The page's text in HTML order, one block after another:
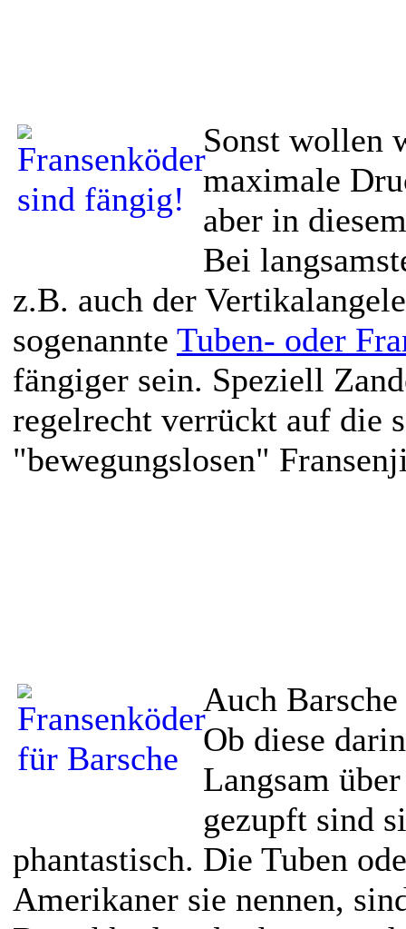
Sonst wollen
maximale
aber in
Bei
z.B. auch der
sogenannte Tuben- oder
fängiger sein. Speziell
regelrecht verrückt auf die
"bewegungslosen"
Auch
Ob diese
Langsam
gezupft sind
phantastisch. Die Tuben
Amerikaner sie nennen,